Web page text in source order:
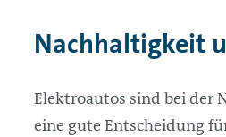
Nachhaltigkeit
Elektroautos sind bei der
eine gute Entscheidung